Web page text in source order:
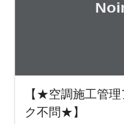
【★空調施工管
ク不問★】